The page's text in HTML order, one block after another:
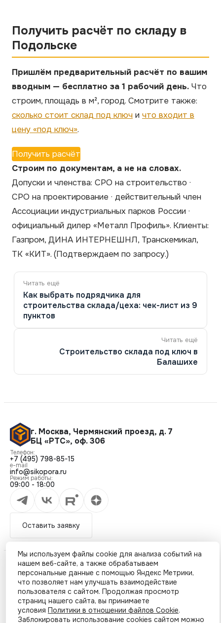
Мы используем файлы cookie для анализа событий на
нашем веб-сайте, а также обрабатываем
персональные данные с помощью Яндекс Метрики,
что позволяет нам улучшать взаимодействие
пользователя с сайтом. Продолжая просмотр
страниц нашего сайта, вы принимаете
условия Политики в отношении файлов Cookie.
Заблокировать использование cookies сайтом можно
Получить расчёт по складу в
Подольске
Пришлём предварительный расчёт по вашим
вводным — бесплатно за 1 рабочий день. Что
строим, площадь в м², город. Смотрите также:
сколько стоит склад под ключ и что входит в
цену «под ключ».
Получить расчёт
Строим по документам, а не на словах.
Допуски и членства: СРО на строительство ·
СРО на проектирование · действительный член
Ассоциации индустриальных парков России ·
официальный дилер «Металл Профиль». Клиенты:
Газпром, ДИНА ИНТЕРНЕШНЛ, Транскемикал,
ТК «КИТ». (Подтверждаем по запросу.)
Навигация
по
записям
Как выбрать подрядчика для
строительства склада/цеха: чек-лист из 9
пунктов
Строительство склада под ключ в
Балашихе
г. Москва, Чермянский проезд, д. 7
БЦ «РТС», оф. 306
Телефон:
+7 (495) 798-85-15
e-mail
info@sikopora.ru
Режим работы:
09:00 - 18:00
Оставить заявку
© ОПОРА - Все права защищены 2026